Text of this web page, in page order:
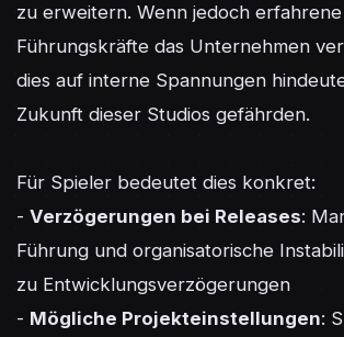
zu erweitern. Wenn jedoch erfahrene
Führungskräfte das Unternehmen
dies auf interne Spannungen
Zukunft dieser Studios gefährden.
Für Spieler bedeutet dies konkret:
- Verzögerungen bei Releases:
Führung und organisatorische
zu Entwicklungsverzögerungen
- Mögliche Projekteinstellungen: